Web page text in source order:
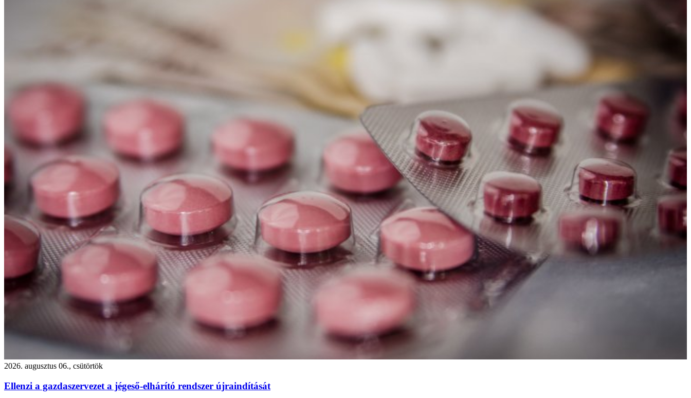
2026. augusztus 06., csütörtök
Ellenzi a gazdaszervezet a jégeső-elhárító rendszer újraindítását